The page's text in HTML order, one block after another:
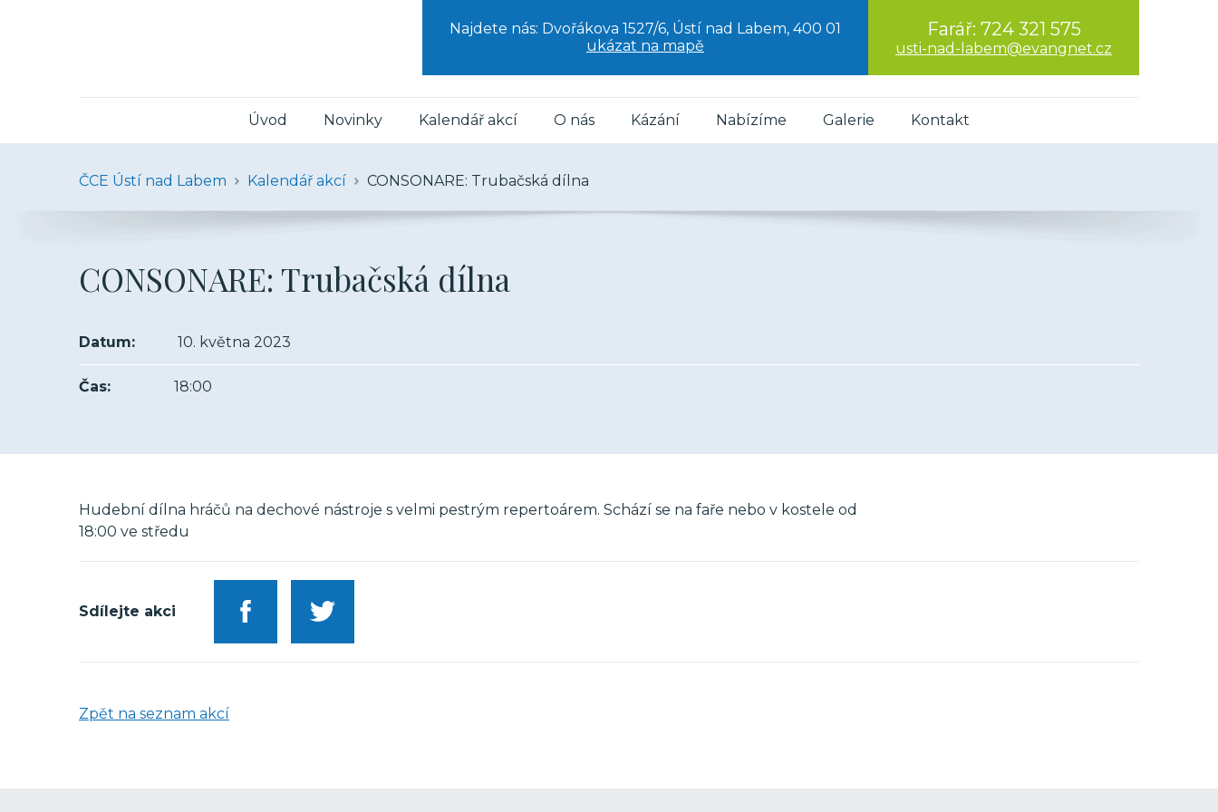
Najdete nás: Dvořákova 1527/6, Ústí nad Labem, 400 01
ukázat na mapě
Farář: 724 321 575
usti-nad-labem@evangnet.cz
Úvod Novinky Kalendář akcí O nás Kázání Nabízíme Galerie Kontakt
ČCE Ústí nad Labem Kalendář akcí CONSONARE: Trubačská dílna
CONSONARE: Trubačská dílna
Datum: 10. května 2023
Čas: 18:00
Hudební dílna hráčů na dechové nástroje s velmi pestrým repertoárem. Schází se na faře nebo v kostele od
18:00 ve středu
Sdílejte akci
Zpět na seznam akcí